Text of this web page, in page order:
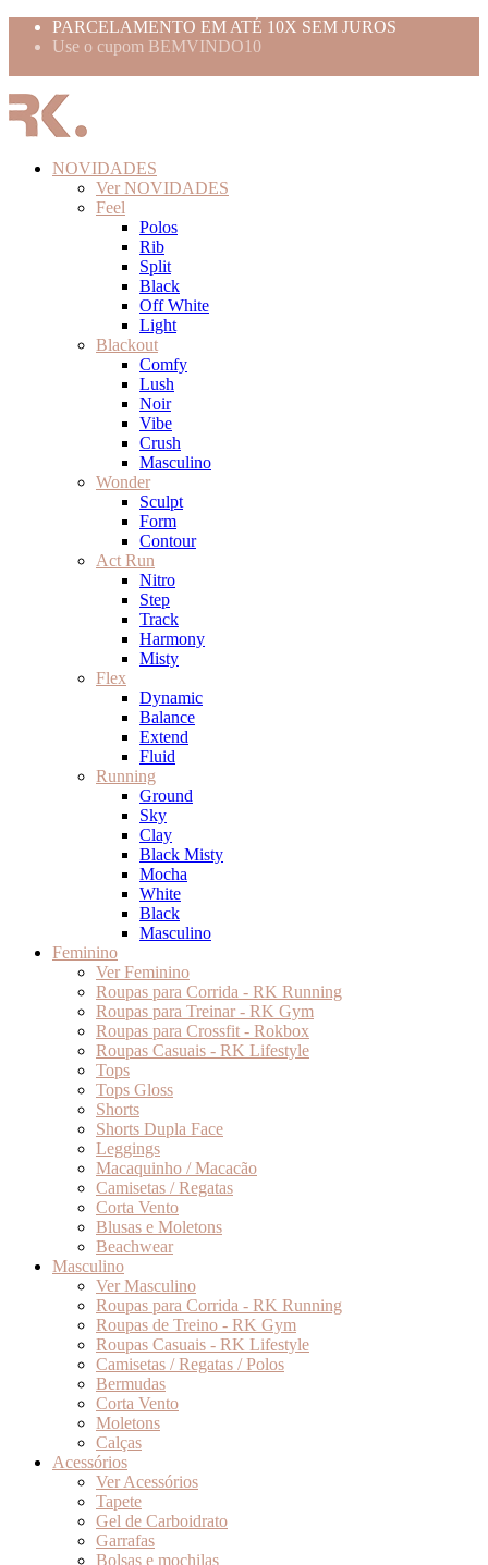
PARCELAMENTO EM ATÉ 10X SEM JUROS
Use o cupom BEMVINDO10
NOVIDADES
Ver NOVIDADES
Feel
Polos
Rib
Split
Black
Off White
Light
Blackout
Comfy
Lush
Noir
Vibe
Crush
Masculino
Wonder
Sculpt
Form
Contour
Act Run
Nitro
Step
Track
Harmony
Misty
Flex
Dynamic
Balance
Extend
Fluid
Running
Ground
Sky
Clay
Black Misty
Mocha
White
Black
Masculino
Feminino
Ver Feminino
Roupas para Corrida - RK Running
Roupas para Treinar - RK Gym
Roupas para Crossfit - Rokbox
Roupas Casuais - RK Lifestyle
Tops
Tops Gloss
Shorts
Shorts Dupla Face
Leggings
Macaquinho / Macacão
Camisetas / Regatas
Corta Vento
Blusas e Moletons
Beachwear
Masculino
Ver Masculino
Roupas para Corrida - RK Running
Roupas de Treino - RK Gym
Roupas Casuais - RK Lifestyle
Camisetas / Regatas / Polos
Bermudas
Corta Vento
Moletons
Calças
Acessórios
Ver Acessórios
Tapete
Gel de Carboidrato
Garrafas
Bolsas e mochilas